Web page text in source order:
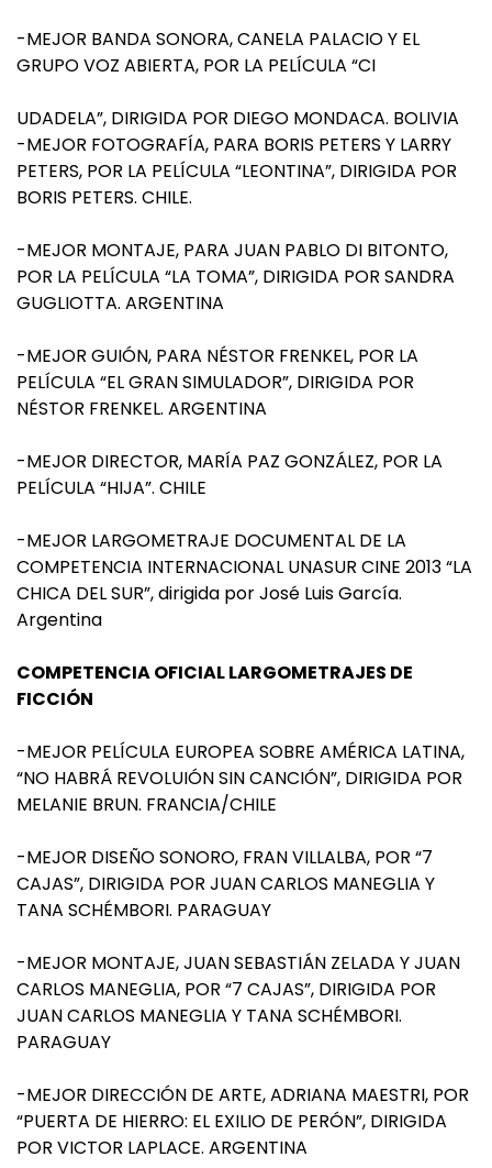
-MEJOR BANDA SONORA, CANELA PALACIO Y EL
GRUPO VOZ ABIERTA, POR LA PELÍCULA “CI
UDADELA”, DIRIGIDA POR DIEGO MONDACA. BOLIVIA
-MEJOR FOTOGRAFÍA, PARA BORIS PETERS Y LARRY
PETERS, POR LA PELÍCULA “LEONTINA”, DIRIGIDA POR
BORIS PETERS. CHILE.
-MEJOR MONTAJE, PARA JUAN PABLO DI BITONTO,
POR LA PELÍCULA “LA TOMA”, DIRIGIDA POR SANDRA
GUGLIOTTA. ARGENTINA
-MEJOR GUIÓN, PARA NÉSTOR FRENKEL, POR LA
PELÍCULA “EL GRAN SIMULADOR”, DIRIGIDA POR
NÉSTOR FRENKEL. ARGENTINA
-MEJOR DIRECTOR, MARÍA PAZ GONZÁLEZ, POR LA
PELÍCULA “HIJA”. CHILE
-MEJOR LARGOMETRAJE DOCUMENTAL DE LA
COMPETENCIA INTERNACIONAL UNASUR CINE 2013 “LA
CHICA DEL SUR”, dirigida por José Luis García.
Argentina
COMPETENCIA OFICIAL LARGOMETRAJES DE
FICCIÓN
-MEJOR PELÍCULA EUROPEA SOBRE AMÉRICA LATINA,
“NO HABRÁ REVOLUIÓN SIN CANCIÓN”, DIRIGIDA POR
MELANIE BRUN. FRANCIA/CHILE
-MEJOR DISEÑO SONORO, FRAN VILLALBA, POR “7
CAJAS”, DIRIGIDA POR JUAN CARLOS MANEGLIA Y
TANA SCHÉMBORI. PARAGUAY
-MEJOR MONTAJE, JUAN SEBASTIÁN ZELADA Y JUAN
CARLOS MANEGLIA, POR “7 CAJAS”, DIRIGIDA POR
JUAN CARLOS MANEGLIA Y TANA SCHÉMBORI.
PARAGUAY
-MEJOR DIRECCIÓN DE ARTE, ADRIANA MAESTRI, POR
“PUERTA DE HIERRO: EL EXILIO DE PERÓN”, DIRIGIDA
POR VICTOR LAPLACE. ARGENTINA